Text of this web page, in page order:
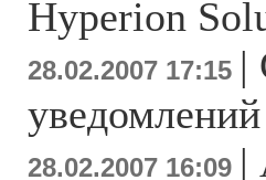
Hyperion
28.02.2007 17:15 |
28.02.2007 16:09 |